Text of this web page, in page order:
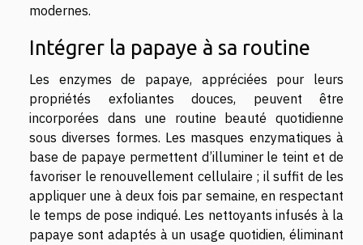
modernes.
Intégrer la papaye à sa routine
Les enzymes de papaye, appréciées pour leurs
propriétés exfoliantes douces, peuvent être
incorporées dans une routine beauté quotidienne
sous diverses formes. Les masques enzymatiques à
base de papaye permettent d’illuminer le teint et de
favoriser le renouvellement cellulaire ; il suffit de les
appliquer une à deux fois par semaine, en respectant
le temps de pose indiqué. Les nettoyants infusés à la
papaye sont adaptés à un usage quotidien, éliminant